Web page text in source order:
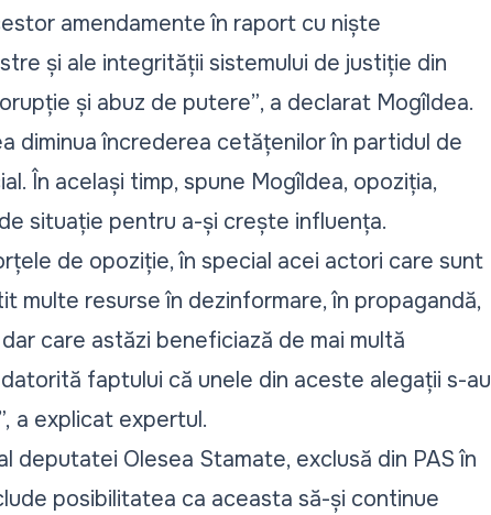
amendamente în raport cu niște
și ale integrității sistemului de justiție din
și abuz de putere”, a declarat Mogîldea.
diminua încrederea cetățenilor în partidul de
În același timp, spune Mogîldea, opoziția,
situație pentru a-și crește influența.
de opoziție, în special acei actori care sunt
multe resurse în dezinformare, în propagandă,
care astăzi beneficiază de mai multă
faptului că unele din aceste alegații s-au
a explicat expertul.
Olesea Stamate, exclusă din PAS în
posibilitatea ca aceasta să-și continue